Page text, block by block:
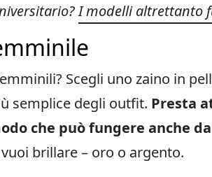
I modelli altrettanto
Scegli uno zaino in
semplice degli outfit. Presta
che può fungere anche
brillare – oro o argento.